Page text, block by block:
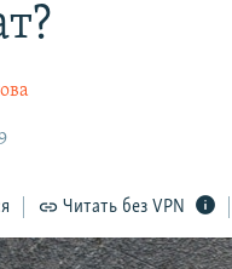
Читать без VPN